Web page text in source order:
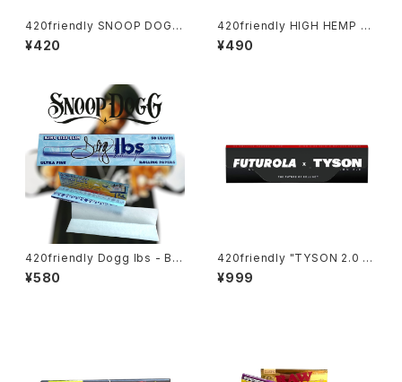
420friendly SNOOP DOGG
- ローリングペーパー / KING S
IZE SLIM
¥420
420friendly HIGH HEMP ロ
ーリングペーパー / KING SIZE
SLIM 無漂白・無添加
¥490
420friendly Dogg lbs - Blu
e Paisley Rolling Papers /
King Size Slim・50枚入
¥580
420friendly "TYSON 2.0 X
FUTUROLA" Unbleached R
olling Papers + Tips （キン
¥999